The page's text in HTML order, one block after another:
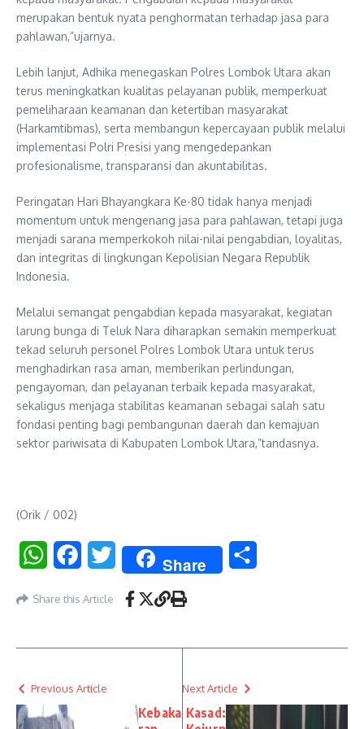
merupakan bentuk nyata penghormatan terhadap jasa para
pahlawan,”ujarnya.
Lebih lanjut, Adhika menegaskan Polres Lombok Utara akan
terus meningkatkan kualitas pelayanan publik, memperkuat
pemeliharaan keamanan dan ketertiban masyarakat
(Harkamtibmas), serta membangun kepercayaan publik melalui
implementasi Polri Presisi yang mengedepankan
profesionalisme, transparansi dan akuntabilitas.
Peringatan Hari Bhayangkara Ke-80 tidak hanya menjadi
momentum untuk mengenang jasa para pahlawan, tetapi juga
menjadi sarana memperkokoh nilai-nilai pengabdian, loyalitas,
dan integritas di lingkungan Kepolisian Negara Republik
Indonesia.
Melalui semangat pengabdian kepada masyarakat, kegiatan
larung bunga di Teluk Nara diharapkan semakin memperkuat
tekad seluruh personel Polres Lombok Utara untuk terus
menghadirkan rasa aman, memberikan perlindungan,
pengayoman, dan pelayanan terbaik kepada masyarakat,
sekaligus menjaga stabilitas keamanan sebagai salah satu
fondasi penting bagi pembangunan daerah dan kemajuan
sektor pariwisata di Kabupaten Lombok Utara,”tandasnya.
(Orik / 002)
WhatsAppFacebookTwitter Share
Share this Article
Previous Article
Kebaka
Next Article
Kasad: